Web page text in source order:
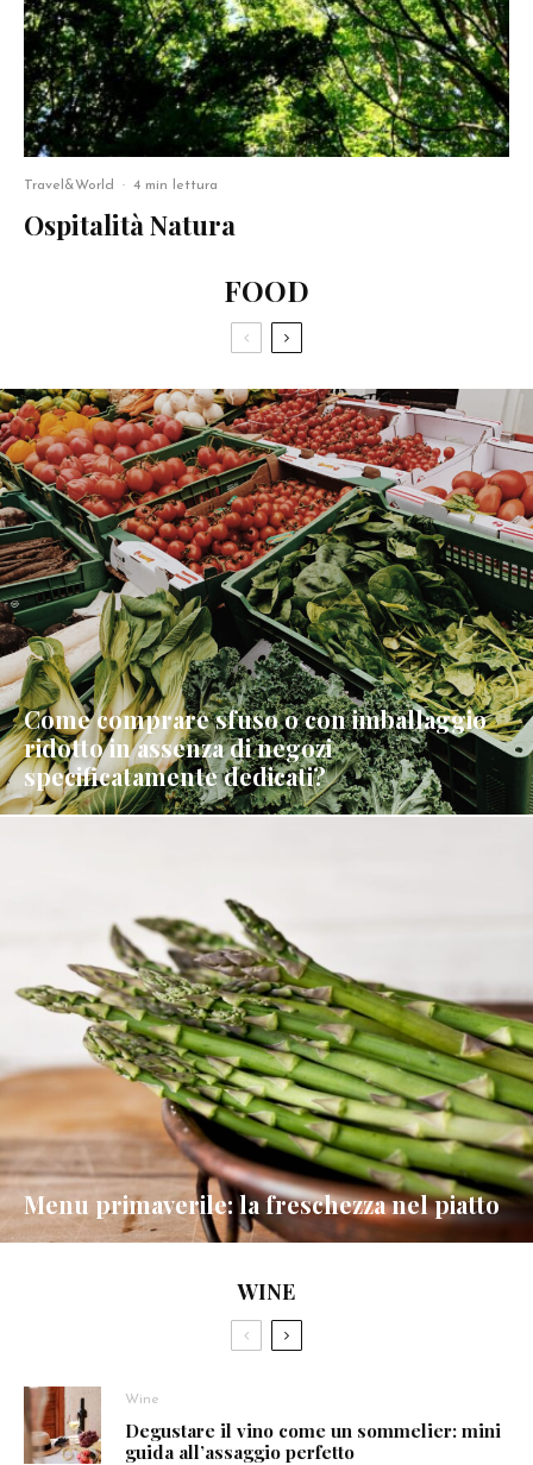
Travel&World · 4 min lettura
Ospitalità Natura
FOOD
Come comprare sfuso o con imballaggio
ridotto in assenza di negozi
specificatamente dedicati?
Menu primaverile: la freschezza nel piatto
WINE
Wine
Degustare il vino come un sommelier: mini
guida all’assaggio perfetto